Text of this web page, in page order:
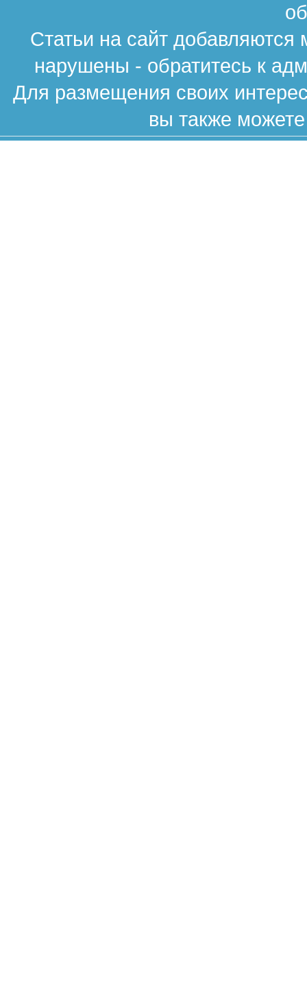
Статьи на сайт
нарушены - обратитесь к
Для размещения своих
вы также